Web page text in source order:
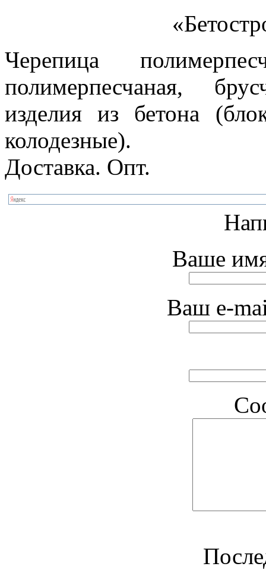
Черепица
полимерпесчаная,
изделия из бетона
колодезные).
Доставка. Опт.
Ваше
Ваш e-